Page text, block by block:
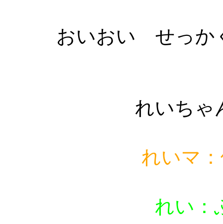
おいおい せっか
れいちゃ
れいマ
れい：